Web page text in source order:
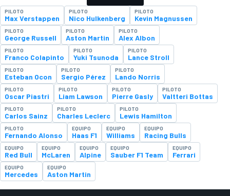
PILOTO
Max Verstappen
PILOTO
Nico Hulkenberg
PILOTO
Kevin Magnussen
PILOTO
George Russell
PILOTO
Aston Martin
PILOTO
Alex Albon
PILOTO
Franco Colapinto
PILOTO
Yuki Tsunoda
PILOTO
Lance Stroll
PILOTO
Esteban Ocon
PILOTO
Sergio Pérez
PILOTO
Lando Norris
PILOTO
Oscar Piastri
PILOTO
Liam Lawson
PILOTO
Pierre Gasly
PILOTO
Valtteri Bottas
PILOTO
Carlos Sainz
PILOTO
Charles Leclerc
PILOTO
Lewis Hamilton
PILOTO
Fernando Alonso
EQUIPO
Haas F1
EQUIPO
Williams
EQUIPO
Racing Bulls
EQUIPO
Red Bull
EQUIPO
McLaren
EQUIPO
Alpine
EQUIPO
Sauber F1 Team
EQUIPO
Ferrari
EQUIPO
Mercedes
EQUIPO
Aston Martin